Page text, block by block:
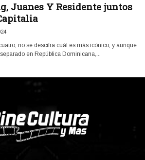
Juanes Y Residente juntos
no se descifra cuál es más icónico, y aunque
en República Dominicana,...